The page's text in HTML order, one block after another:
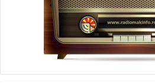
Без наслов